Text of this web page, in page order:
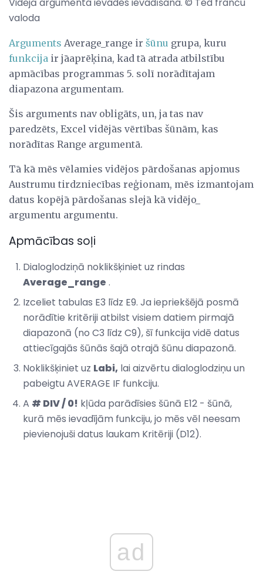
valoda
Arguments Average_range ir šūnu grupa, kuru
funkcija ir jāaprēķina, kad tā atrada atbilstību
apmācības programmas 5. solī norādītajam
diapazona argumentam.
Šis arguments nav obligāts, un, ja tas nav
paredzēts, Excel vidējās vērtības šūnām, kas
norādītas Range argumentā.
Tā kā mēs vēlamies vidējos pārdošanas apjomus
Austrumu tirdzniecības reģionam, mēs izmantojam
datus kopējā pārdošanas slejā kā vidējo_
argumentu argumentu.
Apmācības soļi
Dialoglodziņā noklikšķiniet uz rindas
Average_range .
Izceliet tabulas E3 līdz E9. Ja iepriekšējā posmā
norādītie kritēriji atbilst visiem datiem pirmajā
diapazonā (no C3 līdz C9), šī funkcija vidē datus
attiecīgajās šūnās šajā otrajā šūnu diapazonā.
Noklikšķiniet uz Labi, lai aizvērtu dialoglodziņu un
pabeigtu AVERAGE IF funkciju.
A # DIV / 0! kļūda parādīsies šūnā E12 - šūnā,
kurā mēs ievadījām funkciju, jo mēs vēl neesam
pievienojuši datus laukam Kritēriji (D12).
ad